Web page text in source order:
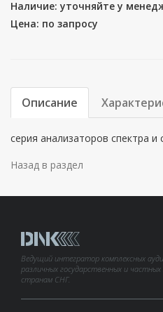
Наличие: уточняйте у
Цена: по запросу
Описание
серия анализаторов спектра и
Назад в раздел
Ведущий интегратор комплексных
различных государственных и
странам СНГ.